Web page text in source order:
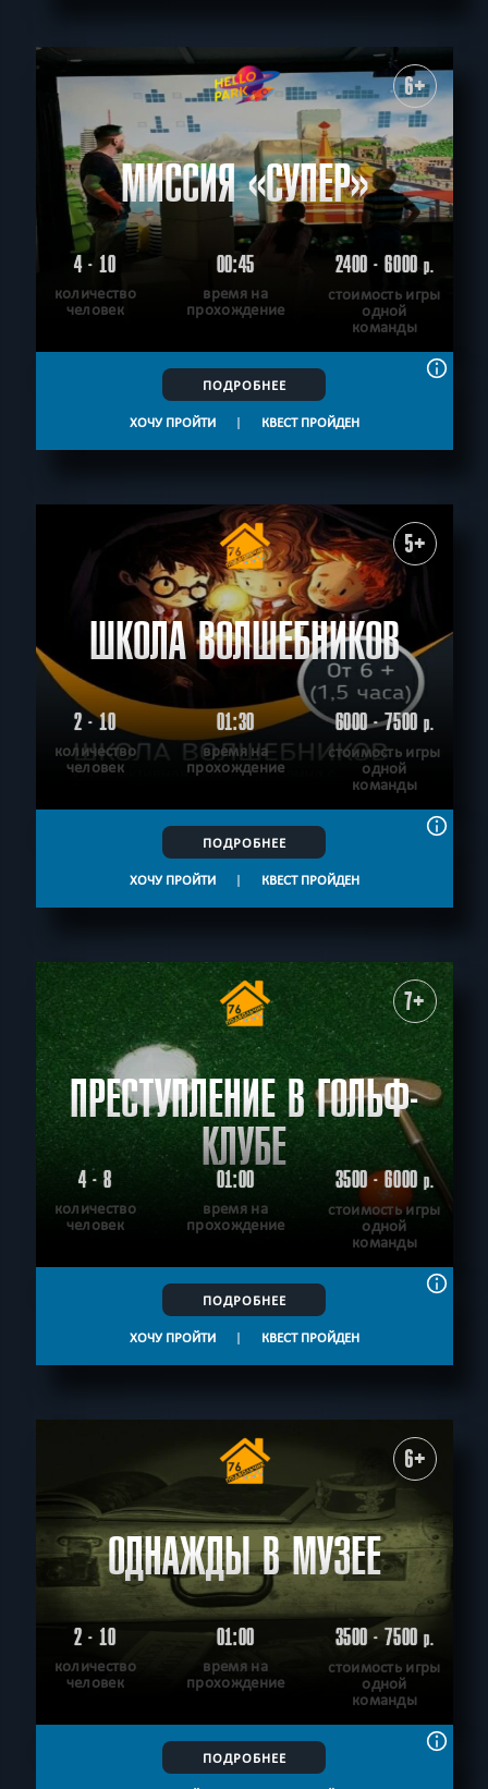
6+
МИССИЯ «СУПЕР»
4 - 10
количество
человек
00:45
время на
прохождение
2400 - 6000р.
стоимость игры
одной
команды
ПОДРОБНЕЕ
ХОЧУ ПРОЙТИ | КВЕСТ ПРОЙДЕН
5+
ШКОЛА ВОЛШЕБНИКОВ
2 - 10
количество
человек
01:30
время на
прохождение
6000 - 7500р.
стоимость игры
одной
команды
ПОДРОБНЕЕ
ХОЧУ ПРОЙТИ | КВЕСТ ПРОЙДЕН
7+
ПРЕСТУПЛЕНИЕ В ГОЛЬФ-
КЛУБЕ
4 - 8
количество
человек
01:00
время на
прохождение
3500 - 6000р.
стоимость игры
одной
команды
ПОДРОБНЕЕ
ХОЧУ ПРОЙТИ | КВЕСТ ПРОЙДЕН
6+
ОДНАЖДЫ В МУЗЕЕ
2 - 10
количество
человек
01:00
время на
прохождение
3500 - 7500р.
стоимость игры
одной
команды
ПОДРОБНЕЕ